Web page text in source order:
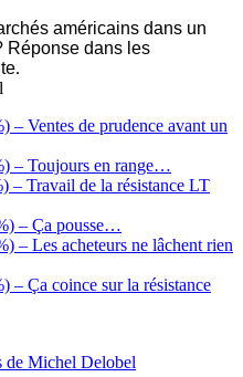
américains dans un
Réponse dans les
.
Ventes de prudence avant un
– Toujours en range…
– Travail de la résistance LT
– Ça pousse…
– Les acheteurs ne lâchent rien
– Ça coince sur la résistance
de Michel Delobel